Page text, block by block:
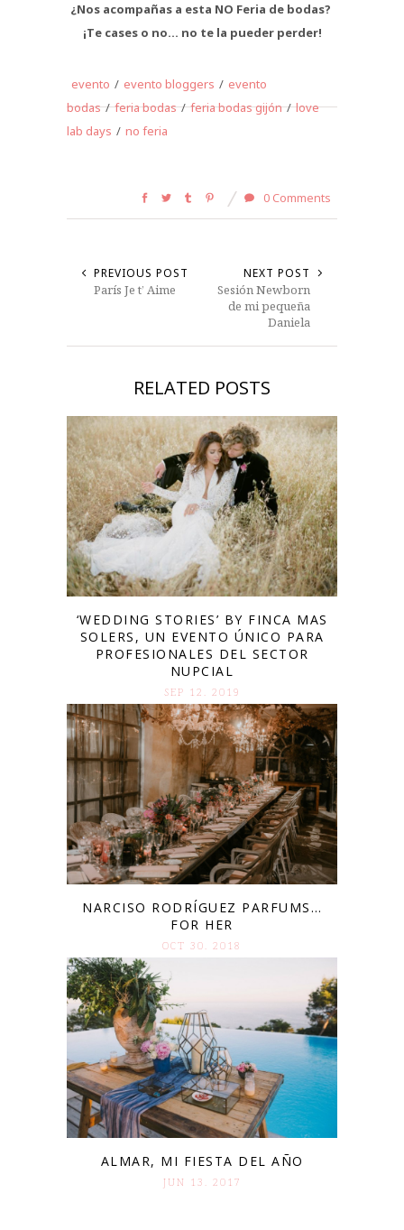
¿Nos acompañas a esta NO Feria de bodas?
¡Te cases o no… no te la pueder perder!
evento / evento bloggers / evento
bodas / feria bodas / feria bodas gijón / love
lab days / no feria
0 Comments
PREVIOUS POST
París Je t’ Aime
NEXT POST
Sesión Newborn
de mi pequeña
Daniela
RELATED POSTS
‘WEDDING STORIES’ BY FINCA MAS
SOLERS, UN EVENTO ÚNICO PARA
PROFESIONALES DEL SECTOR
NUPCIAL
SEP 12. 2019
NARCISO RODRÍGUEZ PARFUMS…
FOR HER
OCT 30. 2018
ALMAR, MI FIESTA DEL AÑO
JUN 13. 2017